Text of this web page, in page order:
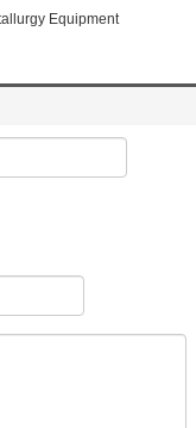
Equipment